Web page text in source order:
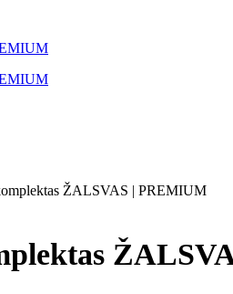
ŽALSVAS | PREMIUM